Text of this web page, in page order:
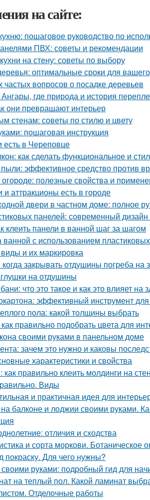
на сайте:
пошаговое руководство по
ПВХ: советы и рекомендации
на стену: советы по выбору
оптимальные сроки для
вопросов о посадке деревьев
где природа и история
они превращают интерьер
стенам: советы по стилю и цвету
пошаговая инструкция
в Череповце
как сделать функциональное и
эффективное средство против
полезные свойства и
аттракционы есть в городе
двери в частном доме: полное
панелей: современный дизайн
клеить панели в ванной шаг за шагом
с использованием
и их маркировка
закрывать отдушины погреба на
на отдушины
что это такое и как это влияет на
эффективный инструмент для
пола: какой толщины выбрать
правильно подобрать цвета для
своими руками в панельном доме
зачем это нужно и каковы
характеристики и свойства
правильно клеить молдинги на
Виды
и практичная идея для
балконе и лоджии своими руками.
отличия и сходства
и сорта моркови. Ботаническое
Для чего нужны?
своими руками: подробный гид для
на теплый пол. Какой ламинат
Отделочные работы